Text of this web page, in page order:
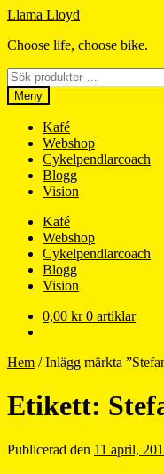
Hoppa
navigering
Hoppa
innehåll
Llama Lloyd
Choose life, choose bike.
Sök
efter:
Meny
Kafé
Webshop
Cykelpendlarcoach
Blogg
Vision
Kafé
Webshop
Cykelpendlarcoach
Blogg
Vision
0,00 kr 0 artiklar
Hem /Inlägg märkta
Etikett:
Publicerad den 11 april,